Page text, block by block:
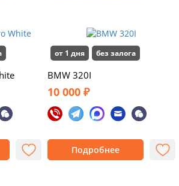
от 1 дня без залога
BMW 320I
10 000 ₽
Подробнее